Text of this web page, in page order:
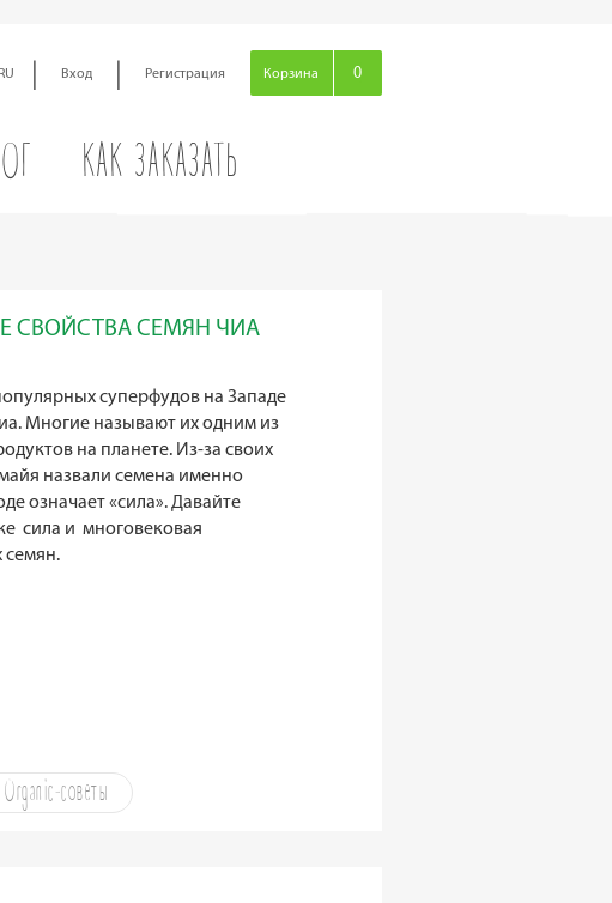
RU | Вход | Регистрация Корзина 0
КАК ЗАКАЗАТЬ
СВОЙСТВА СЕМЯН ЧИА
суперфудов на Западе
Многие называют их одним из
на планете. Из-за своих
назвали семена именно
означает «сила». Давайте
сила и многовековая
семян.
Organic-советы